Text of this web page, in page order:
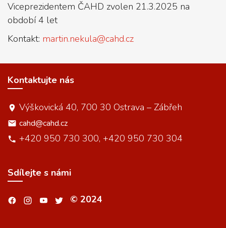
Viceprezidentem ČAHD zvolen 21.3.2025 na
období 4 let
Kontakt: martin.nekula@cahd.cz
Kontaktujte nás
Výškovická 40, 700 30 Ostrava – Zábřeh
cahd@cahd.cz
+420 950 730 300, +420 950 730 304
Sdílejte s námi
© 2024